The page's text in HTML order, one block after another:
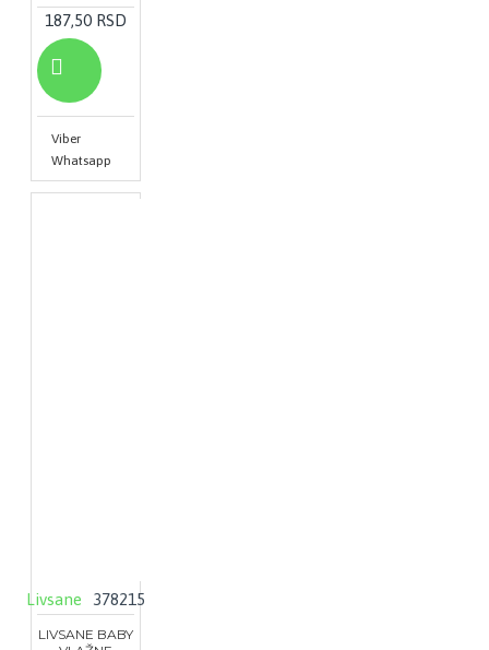
187,50 RSD
Viber
Whatsapp
Livsane 378215
LIVSANE BABY